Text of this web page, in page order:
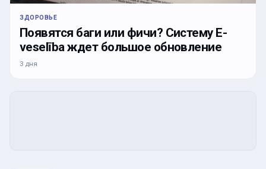
ЗДОРОВЬЕ
Появятся баги или фичи? Систему E-
veselība ждет большое обновление
3 дня